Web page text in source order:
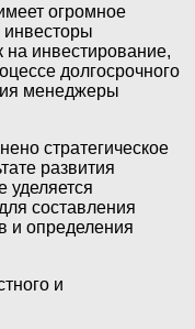
огромное
на инвестирование,
долгосрочного
менеджеры
стратегическое
развития
уделяется
составления
и определения
и